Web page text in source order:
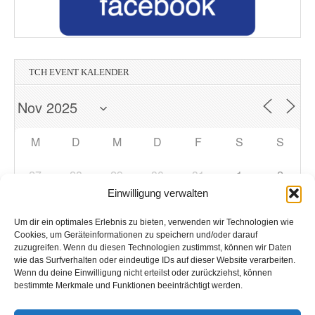
Einwilligung verwalten
Um dir ein optimales Erlebnis zu bieten, verwenden wir Technologien wie
Cookies, um Geräteinformationen zu speichern und/oder darauf
zuzugreifen. Wenn du diesen Technologien zustimmst, können wir Daten
wie das Surfverhalten oder eindeutige IDs auf dieser Website verarbeiten.
Wenn du deine Einwilligung nicht erteilst oder zurückziehst, können
bestimmte Merkmale und Funktionen beeinträchtigt werden.
TCH EVENT KALENDER
M D M D F S S
27 28 29 30 31 1 2
3 7 8
10 11 12 13 14 15 16